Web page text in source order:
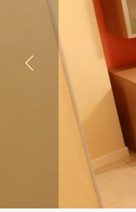
AFFITTI
CONTATTI
Provincia
Comune